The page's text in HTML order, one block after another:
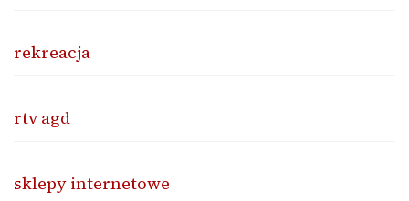
rekreacja
rtv agd
sklepy internetowe